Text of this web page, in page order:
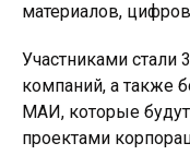
материалов,
Участниками стали
компаний, а также
МАИ, которые
проектами